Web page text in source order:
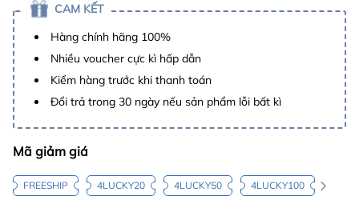
CAM KẾT
Hàng chính hãng 100%
Nhiều voucher cực kì hấp dẫn
Kiểm hàng trước khi thanh toán
Đổi trả trong 30 ngày nếu sản phẩm lỗi bất kì
Mã giảm giá
FREESHIP 4LUCKY20 4LUCKY50 4LUCKY100